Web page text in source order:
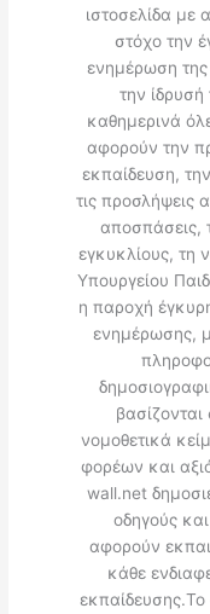
ιστοσελίδα με
στόχο την
ενημέρωση της
την
καθημερινά
αφορούν την
εκπαίδευση,
τις προσλήψεις
αποσπάσεις,
εγκυκλίους, τη
Υπουργείου
η παροχή
ενημέρωσης,
νομοθετικά
φορέων και
wall.net
οδηγούς
αφορούν
κάθε